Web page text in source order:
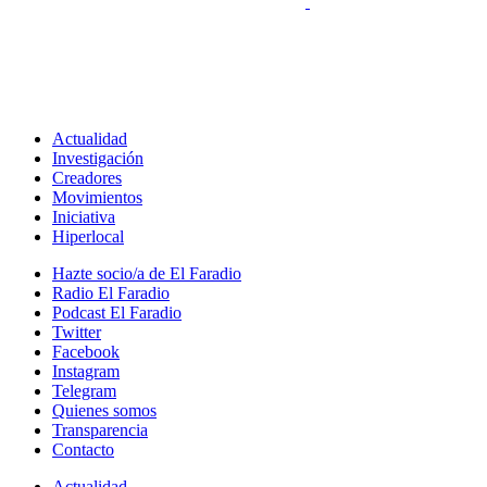
Actualidad
Investigación
Creadores
Movimientos
Iniciativa
Hiperlocal
Hazte socio/a de El Faradio
Radio El Faradio
Podcast El Faradio
Twitter
Facebook
Instagram
Telegram
Quienes somos
Transparencia
Contacto